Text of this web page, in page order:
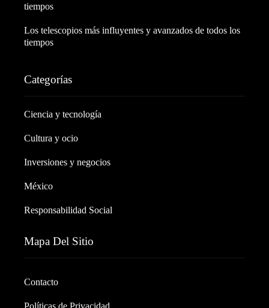
tiempos
Los telescopios más influyentes y avanzados de todos los
tiempos
Categorías
Ciencia y tecnología
Cultura y ocio
Inversiones y negocios
México
Responsabilidad Social
Mapa Del Sitio
Contacto
Políticas de Privacidad